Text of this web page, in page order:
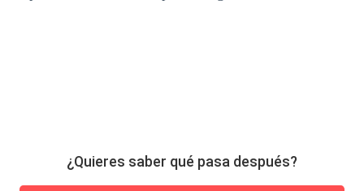
¿Quieres saber qué pasa después?